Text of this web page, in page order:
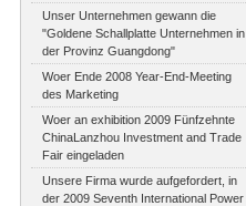
Unser Unternehmen gewann die
"Goldene Schallplatte Unternehmen in
der Provinz Guangdong"
Woer Ende 2008 Year-End-Meeting
des Marketing
Woer an exhibition 2009 Fünfzehnte
ChinaLanzhou Investment and Trade
Fair eingeladen
Unsere Firma wurde aufgefordert, in
der 2009 Seventh International Power